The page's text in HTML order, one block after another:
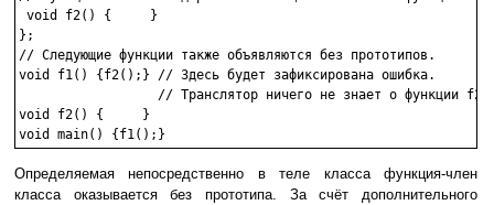
void f2() {     }
};
// Следующие функции также объявляются без прототипов.
void f1() {f2();} // Здесь будет зафиксирована ошибка.
// Транслятор ничего не знает о функции
void f2() {     }
Определяемая непосредственно в теле класса функция-член
класса оказывается без прототипа. За счёт дополнительного